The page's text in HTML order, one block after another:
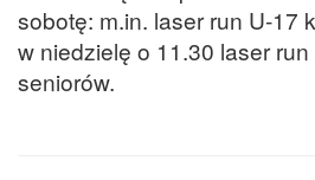
sobotę: m.in. laser run U-17
w niedzielę o 11.30 laser
seniorów.